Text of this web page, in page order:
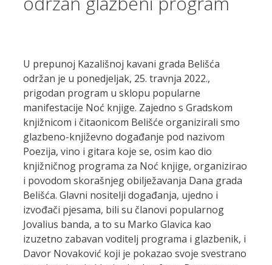
U prepunoj Kazališnoj kavani grada Belišća
održan je u ponedjeljak, 25. travnja 2022.,
prigodan program u sklopu popularne
manifestacije Noć knjige. Zajedno s Gradskom
knjižnicom i čitaonicom Belišće organizirali smo
glazbeno-književno događanje pod nazivom
Poezija, vino i gitara koje se, osim kao dio
knjižničnog programa za Noć knjige, organizirao
i povodom skorašnjeg obilježavanja Dana grada
Belišća. Glavni nositelji događanja, ujedno i
izvođači pjesama, bili su članovi popularnog
Jovalius banda, a to su Marko Glavica kao
izuzetno zabavan voditelj programa i glazbenik, i
Davor Novaković koji je pokazao svoje svestrano